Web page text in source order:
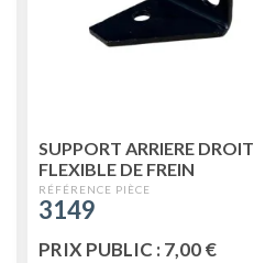
SUPPORT ARRIERE DROIT
FLEXIBLE DE FREIN
3149
PRIX PUBLIC : 7,00 €